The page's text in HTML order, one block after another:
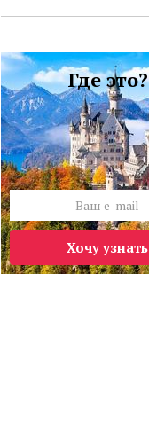
Где это?
Хочу узнать